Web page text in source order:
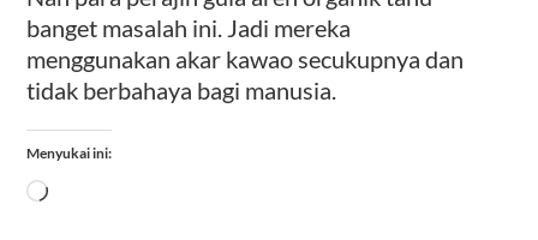
banget masalah ini. Jadi mereka
menggunakan akar kawao secukupnya dan
tidak berbahaya bagi manusia.
Menyukai ini:
Memuat...